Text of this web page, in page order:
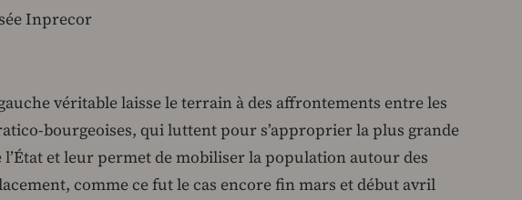
Inprecor
gauche véritable laisse le terrain à des affrontements entre les
bourgeoises, qui luttent pour s’approprier la plus grande
l’État et leur permet de mobiliser la population autour des
comme ce fut le cas encore fin mars et début avril